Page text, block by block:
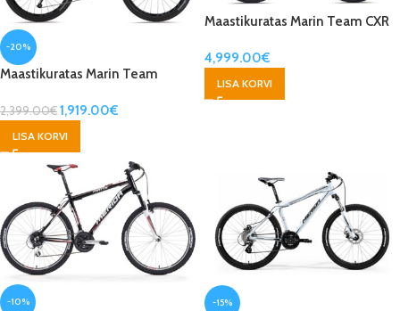
-20%
Maastikuratas Marin Team
2,399.00€1,919.00€
LISA KORVI
Maastikuratas Marin Team CXR
4,999.00€
LISA KORVI
-10% -15%